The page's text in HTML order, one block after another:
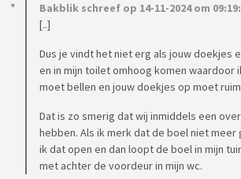
Bakblik schreef op 14-11-2024 om 09:19:
[..]
Dus je vindt het niet erg als jouw doekjes
en in mijn toilet omhoog komen waardoor
moet bellen en jouw doekjes op moet
Dat is zo smerig dat wij inmiddels een
hebben. Als ik merk dat de boel niet
ik dat open en dan loopt de boel in mijn
met achter de voordeur in mijn wc.